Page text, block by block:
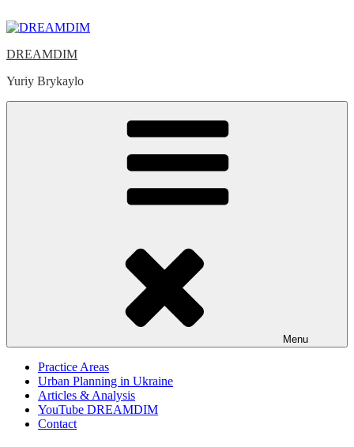
to
DREAMDIM
Yuriy Brykaylo
Menu
Practice Areas
Urban Planning in Ukraine
Articles & Analysis
YouTube DREAMDIM
Contact